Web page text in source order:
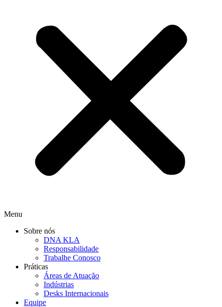
Menu
Sobre nós
DNA KLA
Responsabilidade
Trabalhe Conosco
Práticas
Áreas de Atuação
Indústrias
Desks Internacionais
Equipe